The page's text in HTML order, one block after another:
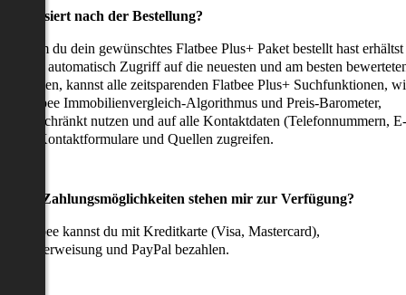
passiert nach der Bestellung?
du dein gewünschtes Flatbee Plus+ Paket bestellt hast erhältst
sofort automatisch Zugriff auf die neuesten und am besten
kannst alle zeitsparenden Flatbee Plus+ Suchfunktionen,
Flatbee Immobilienvergleich-Algorithmus und Preis-Barometer,
nutzen und auf alle Kontaktdaten (Telefonnummern, E-
Kontaktformulare und Quellen zugreifen.
Zahlungsmöglichkeiten stehen mir zur Verfügung?
Flatbee kannst du mit Kreditkarte (Visa, Mastercard),
und PayPal bezahlen.